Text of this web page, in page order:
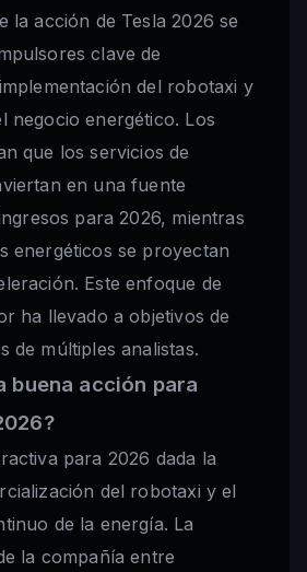
la acción de Tesla 2026 se
clave de
del robotaxi y
negocio energético. Los
que los servicios de
en una fuente
para 2026, mientras
energéticos se proyectan
Este enfoque de
ha llevado a objetivos de
de múltiples analistas.
buena acción para
para 2026 dada la
del robotaxi y el
de la energía. La
la compañía entre